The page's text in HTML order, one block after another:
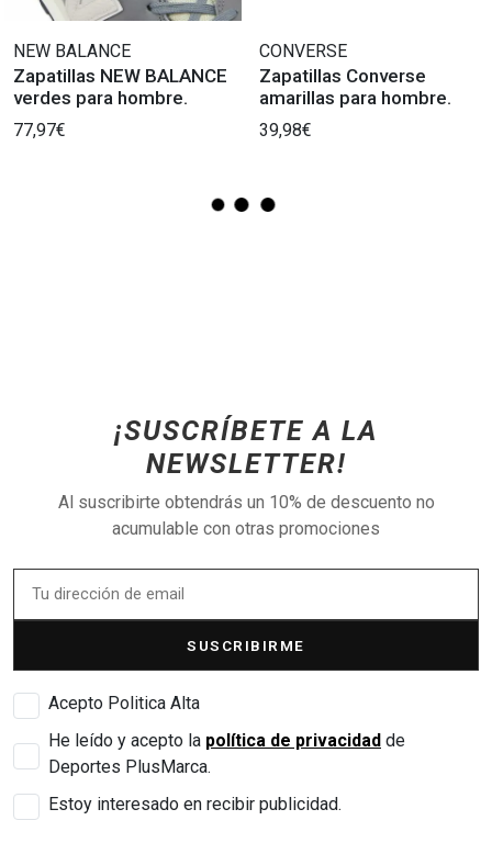
NEW BALANCE
Zapatillas NEW BALANCE
verdes para hombre.
77,97€
CONVERSE
Zapatillas Converse
amarillas para hombre.
39,98€
¡SUSCRÍBETE A LA
NEWSLETTER!
Al suscribirte obtendrás un 10% de descuento no
acumulable con otras promociones
SUSCRIBIRME
Acepto Politica Alta
He leído y acepto la política de privacidad de
Deportes PlusMarca.
Estoy interesado en recibir publicidad.